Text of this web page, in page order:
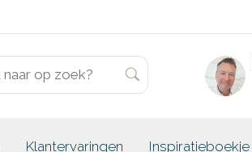
Klantervaringen Inspiratieboekje